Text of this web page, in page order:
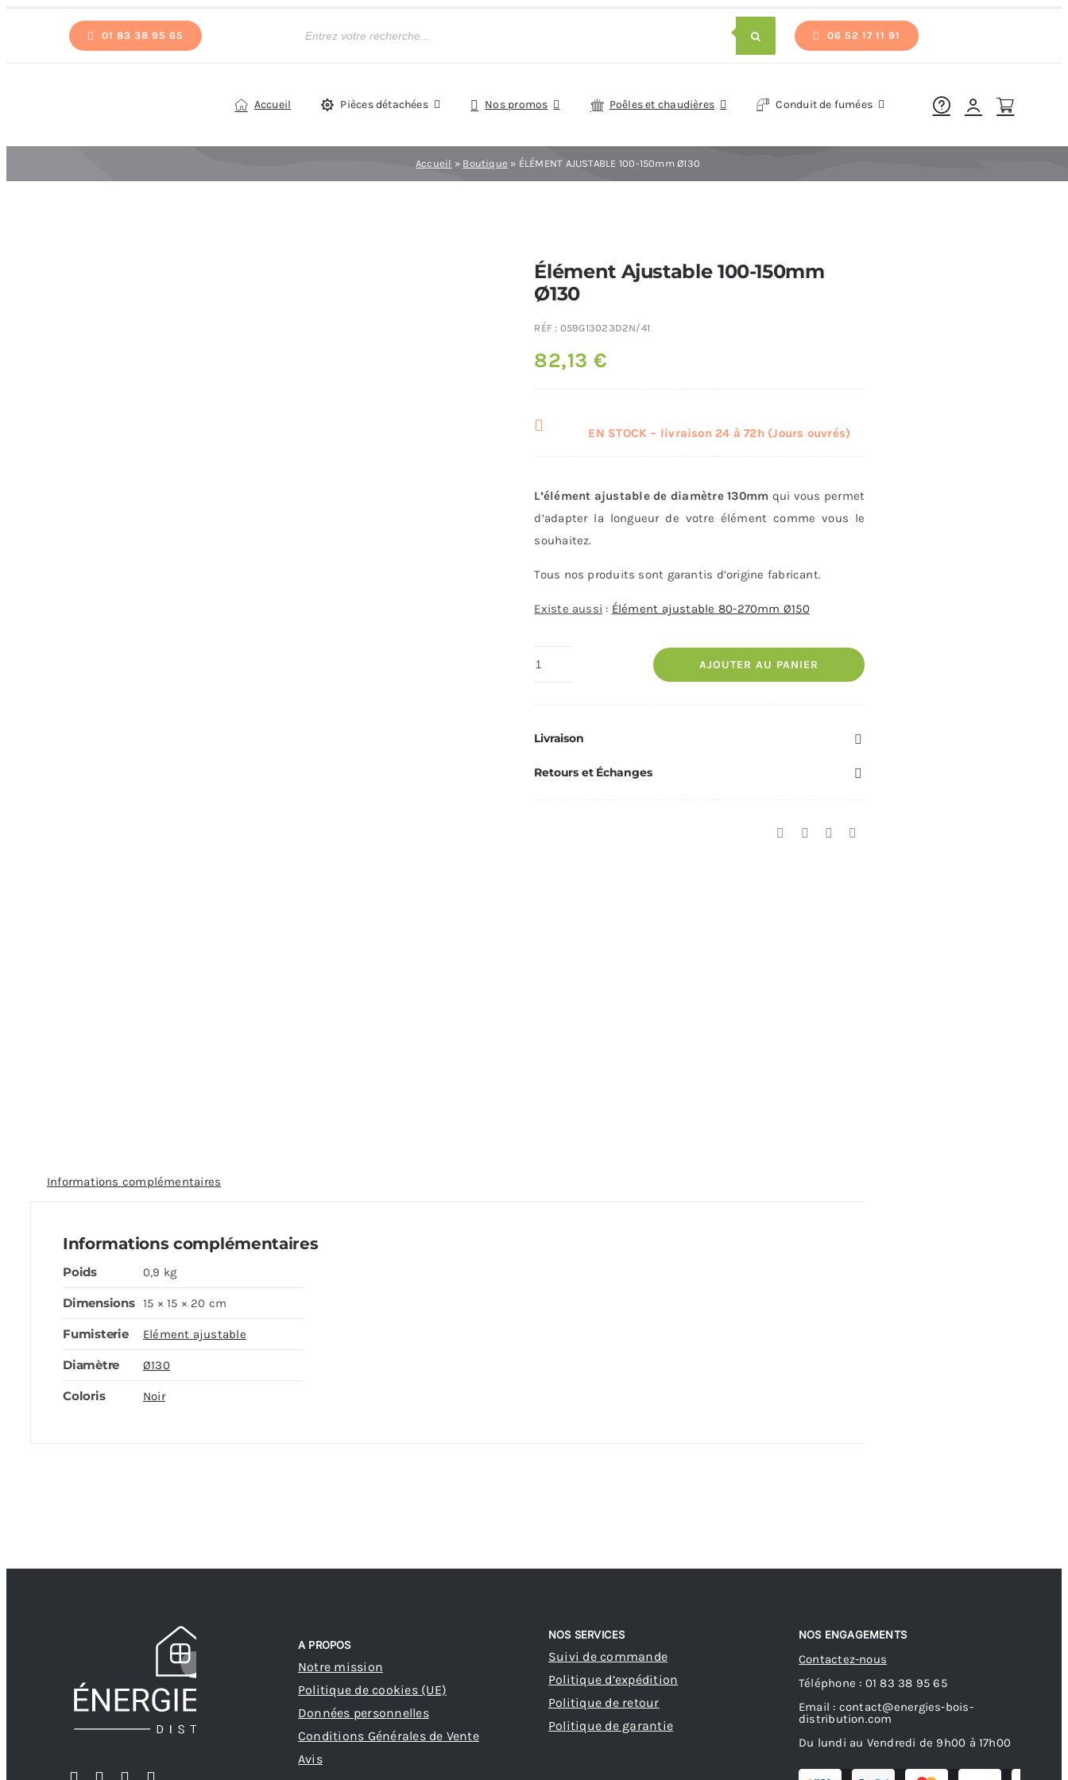
01 83 38 95 65
de
06 52 17 11 91
Accueil Pièces détachées Nos promos Poêles et chaudières Conduit de fumées
Accueil » Boutique » ÉLÉMENT AJUSTABLE 100-150mm Ø130
Élément Ajustable 100-150mm
Ø130
RÉF : 059G13023D2N/41
82,13 €
EN STOCK – livraison 24 à 72h (Jours ouvrés)
L’élément ajustable de diamètre 130mm qui vous permet
d’adapter la longueur de votre élément comme vous le
souhaitez.
Tous nos produits sont garantis d’origine fabricant.
Existe aussi : Élément ajustable 80-270mm Ø150
quantité
100-
150mm
AJOUTER AU PANIER
Livraison
Retours et Échanges
Informations complémentaires
Informations complémentaires
Poids 0,9 kg
Dimensions 15 × 15 × 20 cm
Fumisterie Elément ajustable
Diamètre Ø130
Coloris Noir
A PROPOS
Notre mission
Politique de cookies (UE)
Données personnelles
Conditions Générales de Vente
Avis
NOS SERVICES
Suivi de commande
Politique d’expédition
Politique de retour
Politique de garantie
NOS ENGAGEMENTS
Contactez-nous
Téléphone : 01 83 38 95 65
Email : contact@energies-bois-
distribution.com
Du lundi au Vendredi de 9h00 à 17h00